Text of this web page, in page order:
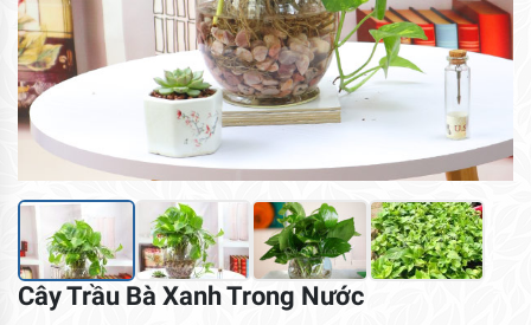
Cây Trầu Bà Xanh Trong Nước